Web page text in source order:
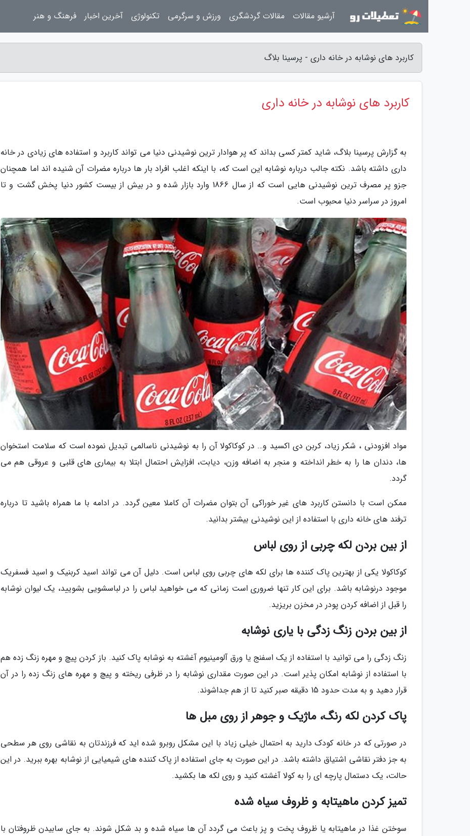
کاربرد های نوشابه در خانه داری - پرسینا بلاگ
کاربرد های نوشابه در خانه داری
به گزارش پرسینا بلاگ، شاید کمتر کسی بداند که پر هوادار ترین نوشیدنی دنیا می تواند کاربرد و استفاده های زیادی در خانه
داری داشته باشد. نکته جالب درباره نوشابه این است که، با اینکه اغلب افراد بار ها درباره مضرات آن شنیده اند اما همچنان
جزو پر مصرف ترین نوشیدنی هایی است که از سال 1866 وارد بازار شده و در بیش از بیست کشور دنیا پخش گشت و تا
امروز در سراسر دنیا محبوب است.
مواد افزودنی ، شکر زیاد، کربن دی اکسید و… در کوکاکولا آن را به نوشیدنی ناسالمی تبدیل نموده است که سلامت استخوان
ها، دندان ها را به خطر انداخته و منجر به اضافه وزن، دیابت، افزایش احتمال ابتلا به بیماری های قلبی و عروقی هم می
گردد.
ممکن است با دانستن کاربرد های غیر خوراکی آن بتوان مضرات آن کاملا معین گردد. در ادامه با ما همراه باشید تا درباره
ترفند های خانه داری با استفاده از این نوشیدنی بیشتر بدانید.
از بین بردن لکه چربی از روی لباس
کوکاکولا یکی از بهترین پاک کننده ها برای لکه های چربی روی لباس است. دلیل آن می تواند اسید کربنیک و اسید فسفریک
موجود درنوشابه باشد. برای این کار تنها ضروری است زمانی که می خواهید لباس را در لباسشویی بشویید، یک لیوان نوشابه
را قبل از اضافه کردن پودر در مخزن بریزید.
از بین بردن زنگ زدگی با یاری نوشابه
زنگ زدگی را می توانید با استفاده از یک اسفنج یا ورق آلومینیوم آغشته به نوشابه پاک کنید. باز کردن پیچ و مهره زنگ زده هم
با استفاده از نوشابه امکان پذیر است. در این صورت مقداری نوشابه را در ظرفی ریخته و پیچ و مهره های زنگ زده را در آن
قرار دهید و به مدت حدود 15 دقیقه صبر کنید تا از هم جداشوند.
پاک کردن لکه رنگ، ماژیک و جوهر از روی مبل ها
در صورتی که در خانه کودک دارید به احتمال خیلی زیاد با این مشکل روبرو شده اید که فرزندتان به نقاشی روی هر سطحی
به جز دفتر نقاشی اشتیاق داشته باشد. در این صورت به جای استفاده از پاک کننده های شیمیایی از نوشابه بهره ببرید. در این
حالت، یک دستمال پارچه ای را به کولا آغشته کنید و روی لکه ها بکشید.
تمیز کردن ماهیتابه و ظروف سیاه شده
سوختن غذا در ماهیتابه یا ظروف پخت و پز باعث می گردد آن ها سیاه شده و بد شکل شوند. به جای سابیدن ظروفتان با
آرشیو مقالات مقالات گردشگری ورزش و سرگرمی تکنولوژی آخرین اخبار فرهنگ و هنر